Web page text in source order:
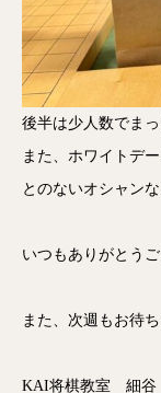
後半は少人数でま
また、ホワイトデ
とのないオシャン
いつもありがとうご
また、次週もお待
KAI将棋教室 細谷